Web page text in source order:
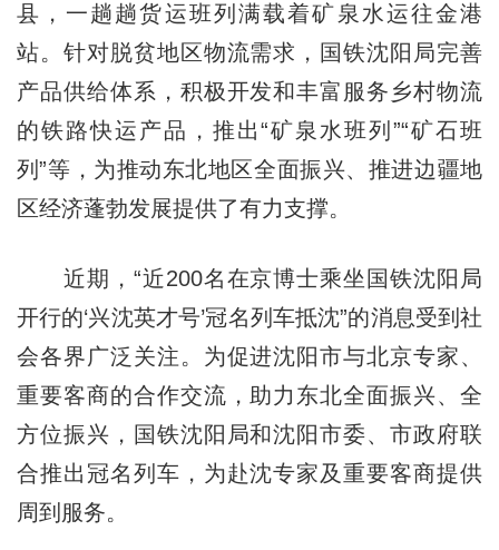
县，一趟趟货运班列满载着矿泉水运往金港
站。针对脱贫地区物流需求，国铁沈阳局完善
产品供给体系，积极开发和丰富服务乡村物流
的铁路快运产品，推出“矿泉水班列”“矿石班
列”等，为推动东北地区全面振兴、推进边疆地
区经济蓬勃发展提供了有力支撑。
近期，“近200名在京博士乘坐国铁沈阳局
开行的‘兴沈英才号’冠名列车抵沈”的消息受到社
会各界广泛关注。为促进沈阳市与北京专家、
重要客商的合作交流，助力东北全面振兴、全
方位振兴，国铁沈阳局和沈阳市委、市政府联
合推出冠名列车，为赴沈专家及重要客商提供
周到服务。